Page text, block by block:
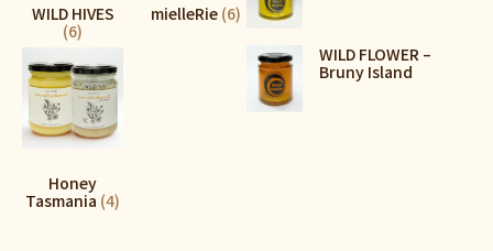
WILD HIVES
(6)
mielleRie (6)
Honey
Tasmania (4)
WILD FLOWER –
Bruny Island